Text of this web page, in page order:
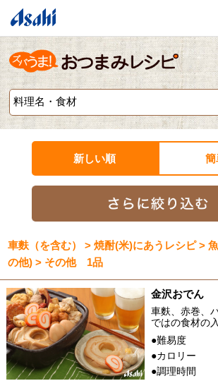
新しい順 簡
車麩（を含む） > 焼酎(米)にあうレシピ >
の他) > その他 1品
金沢おでん
車麩、赤巻、
ではの食材の
●難易度
●カロリー
●調理時間